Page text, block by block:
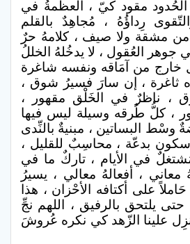
مقود كيّ ، العظمةُ في
رِداؤُهُ ، مُجاهِدٌ بالقلم
من مشقة ولا صيف ، كلامهُ حرٌ
العُقول ، لا يدخُلهُ الخللُ
خارج من آمَاقه ونفسه شاغرة
ثاغرة ، إن سارَ فسيرُ شوق ،
، ناظرٌ في الخَلْق مقهور ،
، كلُّ طُرقه وسيلة ليس فيها
وسْط البساتين ، مبنيةٌ بالنِّدى
سكون بدعّة ، محاسِبٌ للقليل ،
في الأيام ، تاركٌ ما في
معاني ، أفعالهُ معالي ، يسيرُ
على أكتافه الأحْزان ، هذا
يلتحق بالرفيق ، اللهم نجِّ
علينا الزّهد كي نكره عُروشَ